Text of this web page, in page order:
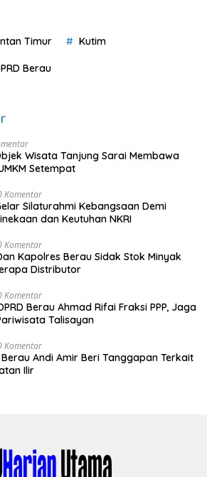
Timur Kutim
Berau
Wisata Tanjung Sarai Membawa
Setempat
Komentar
Silaturahmi Kebangsaan Demi
dan Keutuhan NKRI
Komentar
Kapolres Berau Sidak Stok Minyak
Distributor
Komentar
Berau Ahmad Rifai Fraksi PPP, Jaga
Talisayan
Komentar
Berau Andi Amir Beri Tanggapan Terkait
Ilir